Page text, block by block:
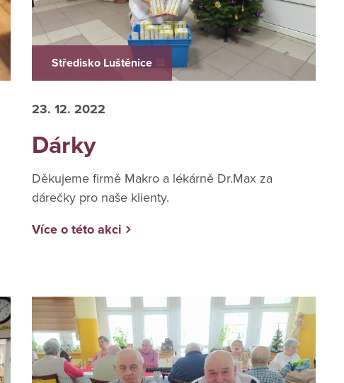
Středisko Luštěnice
23. 12. 2022
Dárky
Děkujeme firmě Makro a lékárně Dr.Max za
dárečky pro naše klienty.
Více o této akci